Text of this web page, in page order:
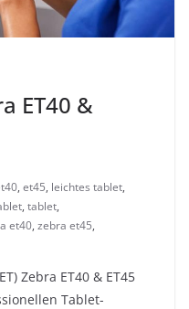
ET40 &
, et45, leichtes tablet,
, tablet,
et40, zebra et45,
Zebra ET40 & ET45
Tablet-